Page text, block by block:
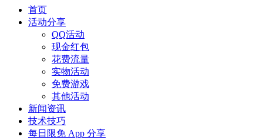
首页
活动分享
QQ活动
现金红包
花费流量
实物活动
免费游戏
其他活动
新闻资讯
技术技巧
每日限免 App 分享